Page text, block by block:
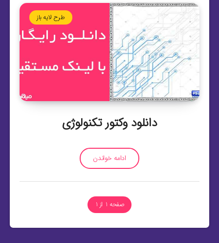
طرح لایه باز
دانلود وکتور تکنولوژی
ادامه خواندن
صفحه 1 از 1